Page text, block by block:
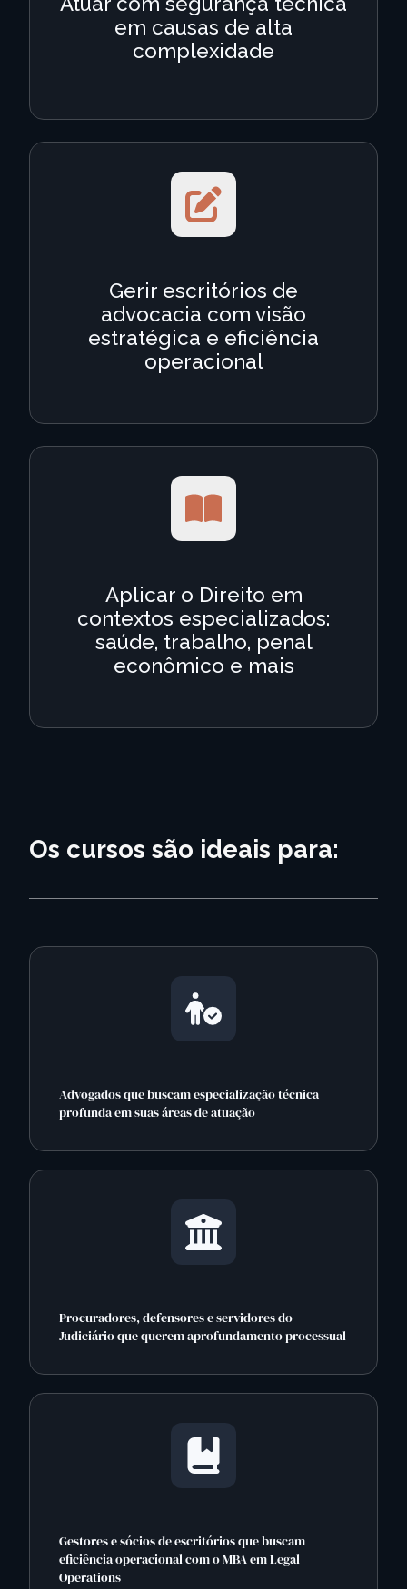
em causas de alta
complexidade
Gerir escritórios de
advocacia com visão
estratégica e eficiência
operacional
Aplicar o Direito em
contextos especializados:
saúde, trabalho, penal
econômico e mais
Os cursos são ideais para:
Advogados que buscam especialização técnica
profunda em suas áreas de atuação
Procuradores, defensores e servidores do
Judiciário que querem aprofundamento processual
Gestores e sócios de escritórios que buscam
eficiência operacional com o MBA em Legal
Operations